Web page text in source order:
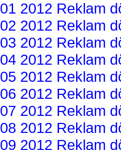
01 2012 Reklam
02 2012 Reklam
03 2012 Reklam
04 2012 Reklam
05 2012 Reklam
06 2012 Reklam
07 2012 Reklam
08 2012 Reklam
09 2012 Reklam